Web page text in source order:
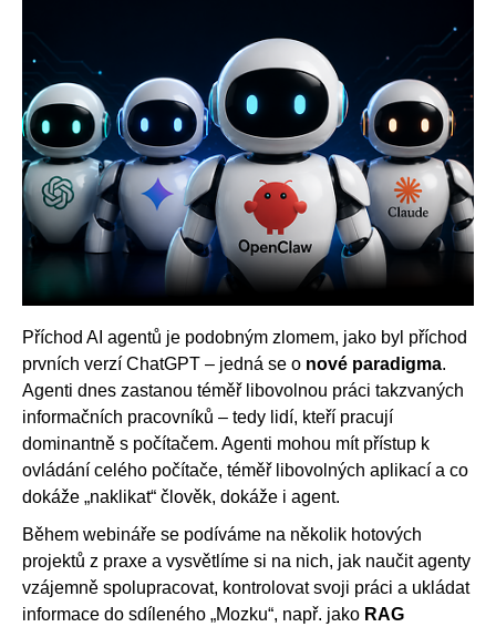
Příchod AI agentů je podobným zlomem, jako byl příchod
prvních verzí ChatGPT – jedná se o nové paradigma.
Agenti dnes zastanou téměř libovolnou práci takzvaných
informačních pracovníků – tedy lidí, kteří pracují
dominantně s počítačem. Agenti mohou mít přístup k
ovládání celého počítače, téměř libovolných aplikací a co
dokáže „naklikat“ člověk, dokáže i agent.
Během webináře se podíváme na několik hotových
projektů z praxe a vysvětlíme si na nich, jak naučit agenty
vzájemně spolupracovat, kontrolovat svoji práci a ukládat
informace do sdíleného „Mozku“, např. jako RAG